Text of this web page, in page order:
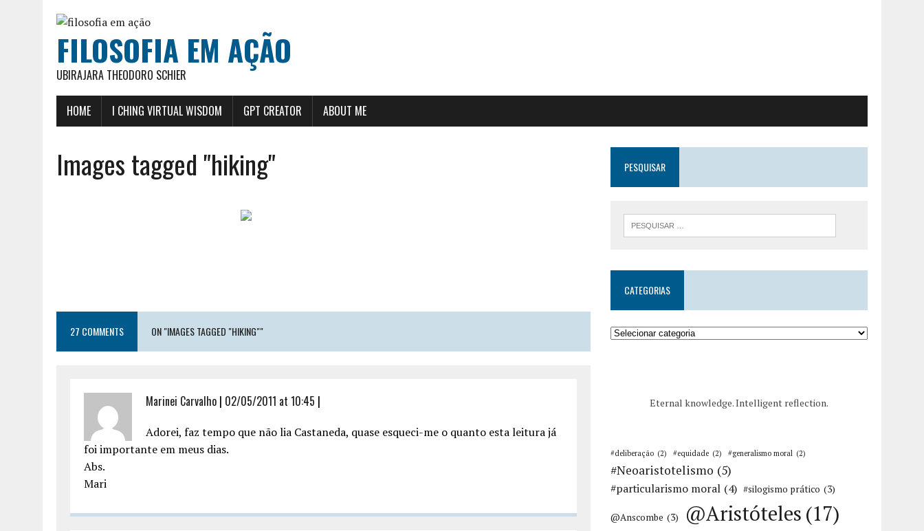
FILOSOFIA EM AÇÃO
UBIRAJARA THEODORO SCHIER
HOME I CHING VIRTUAL WISDOM GPT CREATOR ABOUT ME
Images tagged "hiking"
27 COMMENTS ON "IMAGES TAGGED "HIKING""
Marinei Carvalho | 02/05/2011 at 10:45 |
Adorei, faz tempo que não lia Castaneda, quase esqueci-me o quanto esta leitura já
foi importante em meus dias.
Abs.
Mari
PESQUISAR
CATEGORIAS
Eternal knowledge. Intelligent reflection.
#deliberação (2) #equidade (2) #generalismo moral (2)
#Neoaristotelismo (5)
#particularismo moral (4) #silogismo prático (3)
@Anscombe (3) @Aristóteles (17)